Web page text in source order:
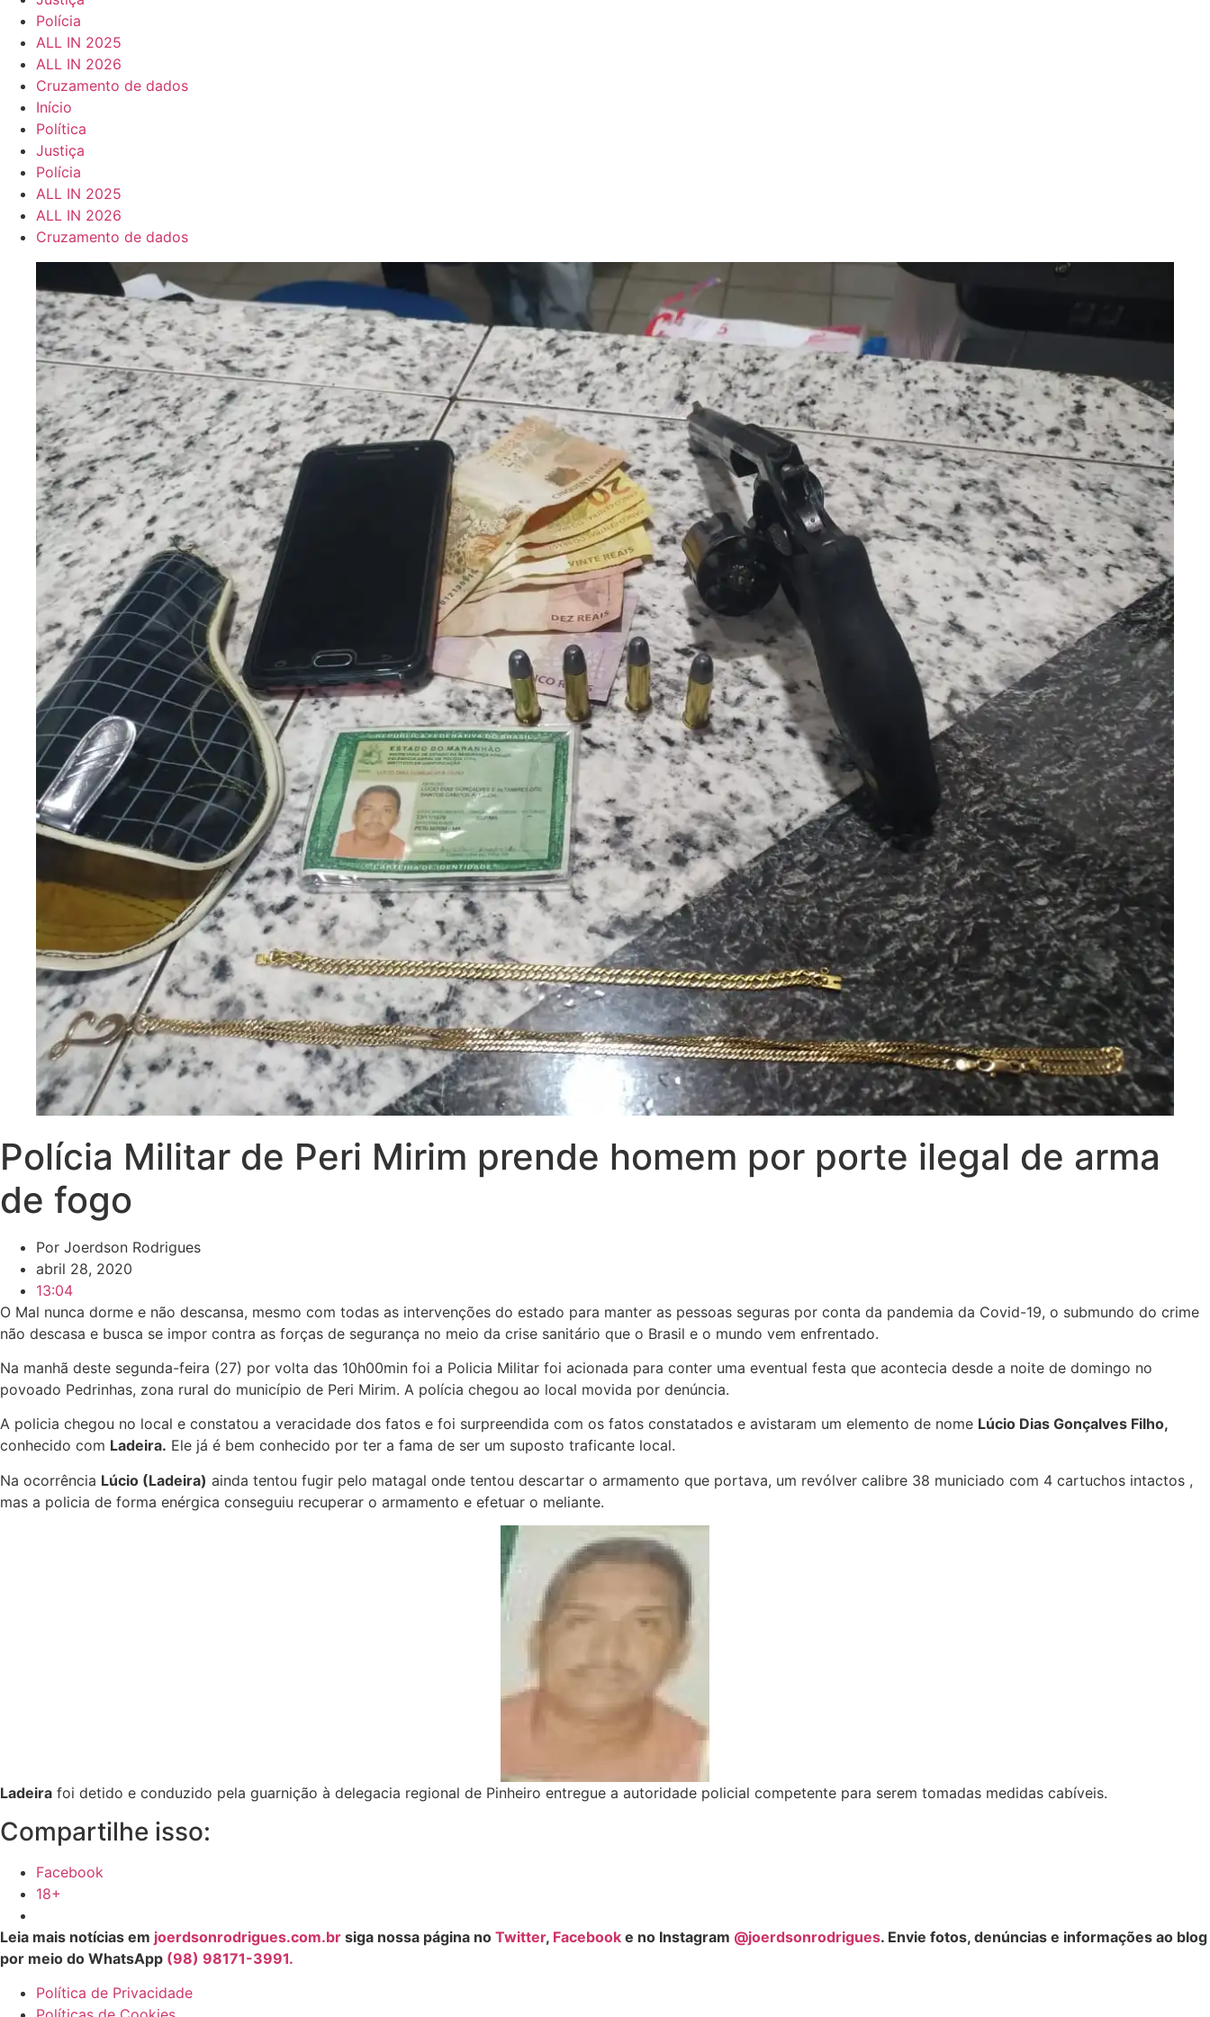
Polícia
ALL IN 2025
ALL IN 2026
Cruzamento de dados
Início
Política
Justiça
Polícia
ALL IN 2025
ALL IN 2026
Cruzamento de dados
Polícia Militar de Peri Mirim prende homem por porte ilegal de arma
de fogo
Por Joerdson Rodrigues
abril 28, 2020
13:04
O Mal nunca dorme e não descansa, mesmo com todas as intervenções do estado para manter as pessoas seguras por conta da pandemia da Covid-19, o submundo do crime
não descasa e busca se impor contra as forças de segurança no meio da crise sanitário que o Brasil e o mundo vem enfrentado.
Na manhã deste segunda-feira (27) por volta das 10h00min foi a Policia Militar foi acionada para conter uma eventual festa que acontecia desde a noite de domingo no
povoado Pedrinhas, zona rural do município de Peri Mirim. A polícia chegou ao local movida por denúncia.
A policia chegou no local e constatou a veracidade dos fatos e foi surpreendida com os fatos constatados e avistaram um elemento de nome Lúcio Dias Gonçalves Filho,
conhecido com Ladeira. Ele já é bem conhecido por ter a fama de ser um suposto traficante local.
Na ocorrência Lúcio (Ladeira) ainda tentou fugir pelo matagal onde tentou descartar o armamento que portava, um revólver calibre 38 municiado com 4 cartuchos intactos ,
mas a policia de forma enérgica conseguiu recuperar o armamento e efetuar o meliante.
Ladeira foi detido e conduzido pela guarnição à delegacia regional de Pinheiro entregue a autoridade policial competente para serem tomadas medidas cabíveis.
Compartilhe isso:
Facebook
18+
Leia mais notícias em joerdsonrodrigues.com.br siga nossa página no Twitter, Facebook e no Instagram @joerdsonrodrigues. Envie fotos, denúncias e informações ao blog
por meio do WhatsApp (98) 98171-3991.
Política de Privacidade